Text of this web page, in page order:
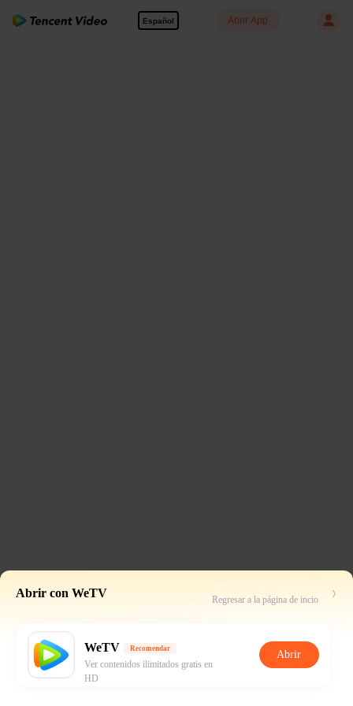
Español Abrir App
Abrir con WeTV Regresar a la página de incio
WeTV Recomendar
Ver contenidos ilimitados gratis en
HD
Abrir